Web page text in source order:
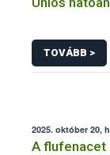
TOVÁBB >
2025. október 20,
A flufenacet